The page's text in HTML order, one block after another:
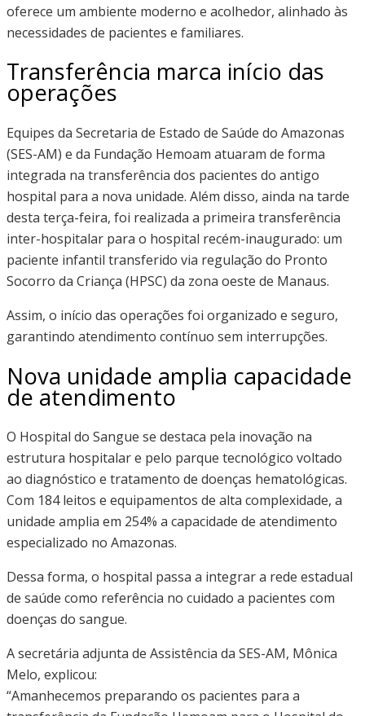
oferece um ambiente moderno e acolhedor, alinhado às
necessidades de pacientes e familiares.
Transferência marca início das
operações
Equipes da Secretaria de Estado de Saúde do Amazonas
(SES-AM) e da Fundação Hemoam atuaram de forma
integrada na transferência dos pacientes do antigo
hospital para a nova unidade. Além disso, ainda na tarde
desta terça-feira, foi realizada a primeira transferência
inter-hospitalar para o hospital recém-inaugurado: um
paciente infantil transferido via regulação do Pronto
Socorro da Criança (HPSC) da zona oeste de Manaus.
Assim, o início das operações foi organizado e seguro,
garantindo atendimento contínuo sem interrupções.
Nova unidade amplia capacidade
de atendimento
O Hospital do Sangue se destaca pela inovação na
estrutura hospitalar e pelo parque tecnológico voltado
ao diagnóstico e tratamento de doenças hematológicas.
Com 184 leitos e equipamentos de alta complexidade, a
unidade amplia em 254% a capacidade de atendimento
especializado no Amazonas.
Dessa forma, o hospital passa a integrar a rede estadual
de saúde como referência no cuidado a pacientes com
doenças do sangue.
A secretária adjunta de Assistência da SES-AM, Mônica
Melo, explicou:
“Amanhecemos preparando os pacientes para a